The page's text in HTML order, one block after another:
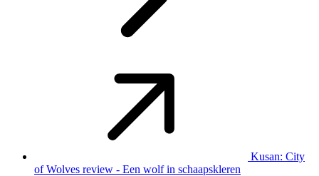
Kusan: City
of Wolves review - Een wolf in schaapskleren